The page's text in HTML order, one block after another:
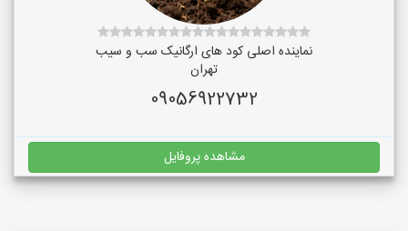
نماینده اصلی کود های ارگانیک سب و سیب
تهران
09056922732
مشاهده پروفایل